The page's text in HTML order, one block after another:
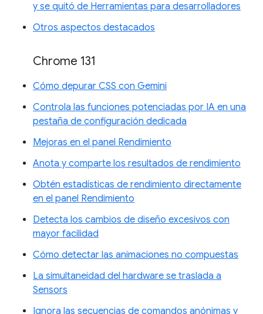
y se quitó de Herramientas para desarrolladores
Otros aspectos destacados
Chrome 131
Cómo depurar CSS con Gemini
Controla las funciones potenciadas por IA en una
pestaña de configuración dedicada
Mejoras en el panel Rendimiento
Anota y comparte los resultados de rendimiento
Obtén estadísticas de rendimiento directamente
en el panel Rendimiento
Detecta los cambios de diseño excesivos con
mayor facilidad
Cómo detectar las animaciones no compuestas
La simultaneidad del hardware se traslada a
Sensors
Ignora las secuencias de comandos anónimas y